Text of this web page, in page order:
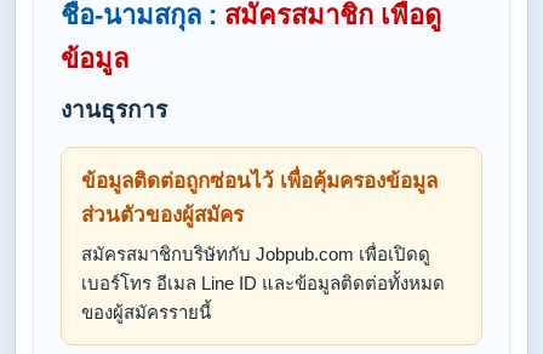
ชื่อ-นามสกุล : สมัครสมาชิก เพื่อดู
ข้อมูล
งานธุรการ
ข้อมูลติดต่อถูกซ่อนไว้ เพื่อคุ้มครองข้อมูล
ส่วนตัวของผู้สมัคร
สมัครสมาชิกบริษัทกับ Jobpub.com เพื่อเปิดดู
เบอร์โทร อีเมล Line ID และข้อมูลติดต่อทั้งหมด
ของผู้สมัครรายนี้